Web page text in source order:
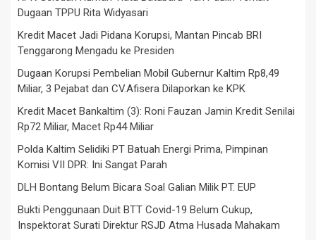
Dugaan TPPU Rita Widyasari
Kredit Macet Jadi Pidana Korupsi, Mantan Pincab BRI
Tenggarong Mengadu ke Presiden
Dugaan Korupsi Pembelian Mobil Gubernur Kaltim Rp8,49
Miliar, 3 Pejabat dan CV.Afisera Dilaporkan ke KPK
Kredit Macet Bankaltim (3): Roni Fauzan Jamin Kredit Senilai
Rp72 Miliar, Macet Rp44 Miliar
Polda Kaltim Selidiki PT Batuah Energi Prima, Pimpinan
Komisi VII DPR: Ini Sangat Parah
DLH Bontang Belum Bicara Soal Galian Milik PT. EUP
Bukti Penggunaan Duit BTT Covid-19 Belum Cukup,
Inspektorat Surati Direktur RSJD Atma Husada Mahakam